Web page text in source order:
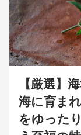
【厳選】
海に育ま
をゆった